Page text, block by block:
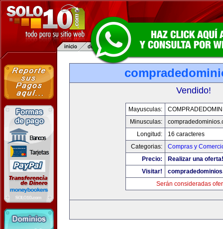
Vendido!
Mayusculas:
Minusculas:
Longitud:
16 caracteres
Categorias:
Compras y
Precio:
Realizar una oferta!
Visitar!
Serán consideradas